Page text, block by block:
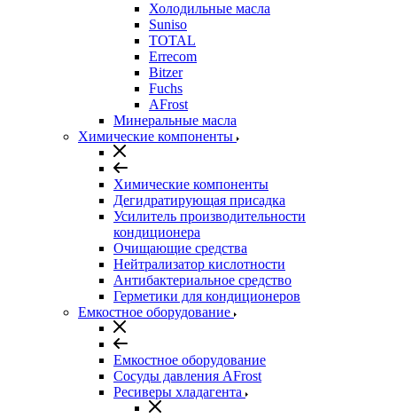
Холодильные масла
Suniso
TOTAL
Errecom
Bitzer
Fuchs
AFrost
Минеральные масла
Химические компоненты
Химические компоненты
Дегидратирующая присадка
Усилитель производительности
кондиционера
Очищающие средства
Нейтрализатор кислотности
Антибактериальное средство
Герметики для кондиционеров
Емкостное оборудование
Емкостное оборудование
Сосуды давления AFrost
Ресиверы хладагента